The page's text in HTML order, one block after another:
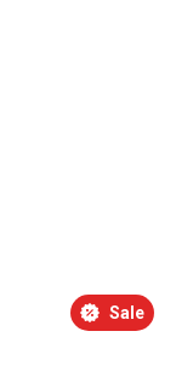
Sale